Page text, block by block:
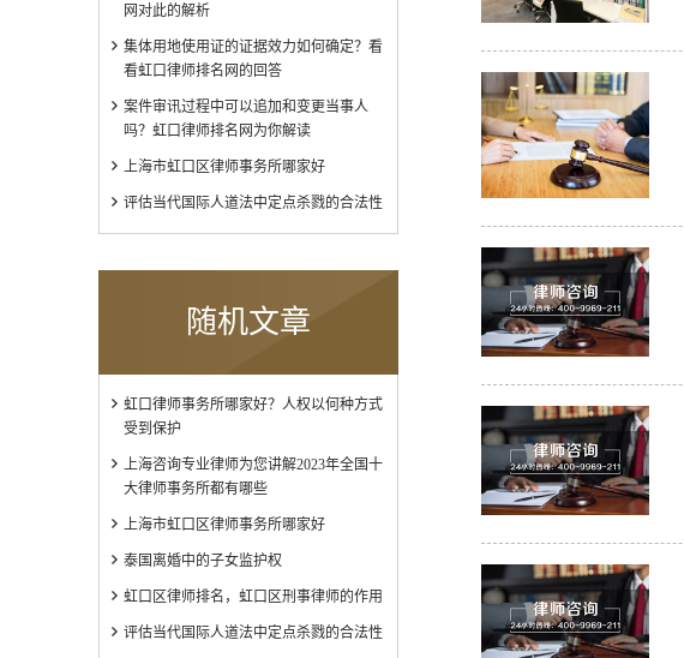
网对此的解析
集体用地使用证的证据效力如何确定？看
看虹口律师排名网的回答
案件审讯过程中可以追加和变更当事人
吗？虹口律师排名网为你解读
上海市虹口区律师事务所哪家好
评估当代国际人道法中定点杀戮的合法性
随机文章
虹口律师事务所哪家好？人权以何种方式
受到保护
上海咨询专业律师为您讲解2023年全国十
大律师事务所都有哪些
上海市虹口区律师事务所哪家好
泰国离婚中的子女监护权
虹口区律师排名，虹口区刑事律师的作用
评估当代国际人道法中定点杀戮的合法性